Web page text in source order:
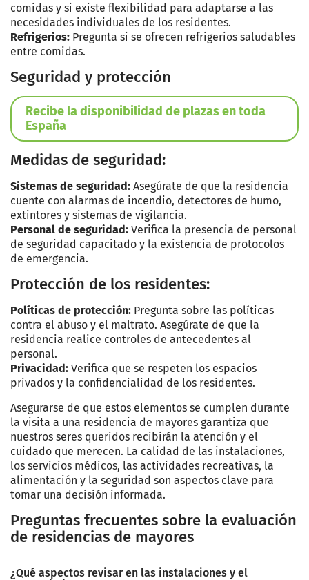
comidas y si existe flexibilidad para adaptarse a las
necesidades individuales de los residentes.
Refrigerios: Pregunta si se ofrecen refrigerios saludables
entre comidas.
Seguridad y protección
Recibe la disponibilidad de plazas en toda
España
Medidas de seguridad:
Sistemas de seguridad: Asegúrate de que la residencia
cuente con alarmas de incendio, detectores de humo,
extintores y sistemas de vigilancia.
Personal de seguridad: Verifica la presencia de personal
de seguridad capacitado y la existencia de protocolos
de emergencia.
Protección de los residentes:
Políticas de protección: Pregunta sobre las políticas
contra el abuso y el maltrato. Asegúrate de que la
residencia realice controles de antecedentes al
personal.
Privacidad: Verifica que se respeten los espacios
privados y la confidencialidad de los residentes.
Asegurarse de que estos elementos se cumplen durante
la visita a una residencia de mayores garantiza que
nuestros seres queridos recibirán la atención y el
cuidado que merecen. La calidad de las instalaciones,
los servicios médicos, las actividades recreativas, la
alimentación y la seguridad son aspectos clave para
tomar una decisión informada.
Preguntas frecuentes sobre la evaluación
de residencias de mayores
¿Qué aspectos revisar en las instalaciones y el